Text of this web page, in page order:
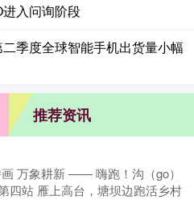
入问询阶段
季度全球智能手机出货量小幅
推荐资讯
万象耕新 —— 嗨跑！沟（go）
四站 雁上高台，塘坝边跑活乡村